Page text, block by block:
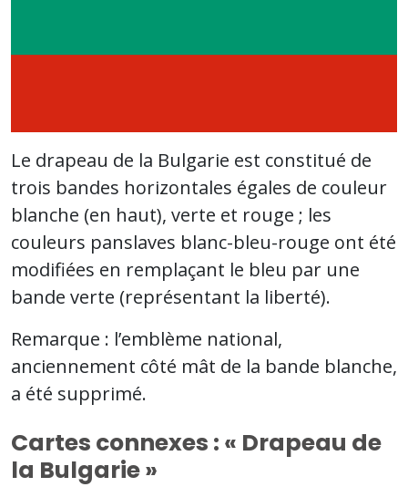
Le drapeau de la Bulgarie est constitué de
trois bandes horizontales égales de couleur
blanche (en haut), verte et rouge ; les
couleurs panslaves blanc-bleu-rouge ont été
modifiées en remplaçant le bleu par une
bande verte (représentant la liberté).
Remarque : l’emblème national,
anciennement côté mât de la bande blanche,
a été supprimé.
Cartes connexes : « Drapeau de
la Bulgarie »